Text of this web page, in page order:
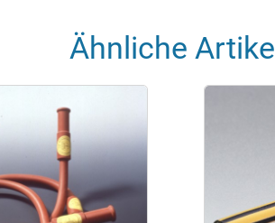
Ähnliche Artikel